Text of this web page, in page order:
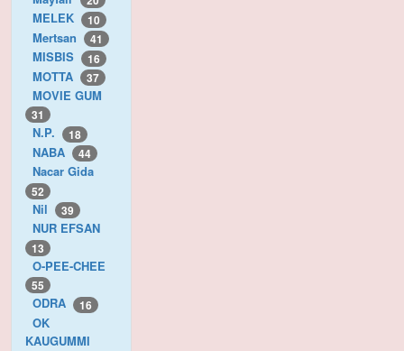
MELEK 10
Mertsan 41
MISBIS 16
MOTTA 37
MOVIE GUM
31
N.P. 18
NABA 44
Nacar Gida
52
Nil 39
NUR EFSAN
13
O-PEE-CHEE
55
ODRA 16
OK
KAUGUMMI